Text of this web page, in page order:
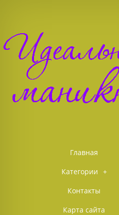
Главная
Категории +
Контакты
Карта сайта